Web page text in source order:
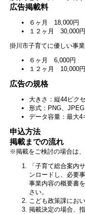
広告掲載料
６ヶ月 18,000円
１２ヶ月 30,000円
掛川市子育てに優しい事
６ヶ月 6,000円
１２ヶ月 10,000円
広告の規格
大きさ：縦44ピク
形式：PNG、
データ容量：最大4
申込方法
掲載までの流れ
※掲載をご検討の場合は
「子育て総合案内
ンロードし、必要
事業内容の概要書
さい。
こども政策課にお
掲載決定の場合、